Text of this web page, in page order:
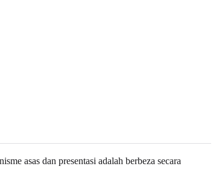
asas dan presentasi adalah berbeza secara